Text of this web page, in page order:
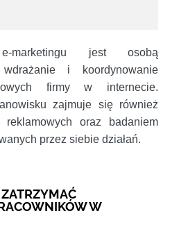
marketingu jest osobą
i koordynowanie
firmy w internecie.
zajmuje się również
reklamowych oraz badaniem
przez siebie działań.
W